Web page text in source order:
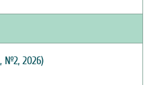
№2, 2026)